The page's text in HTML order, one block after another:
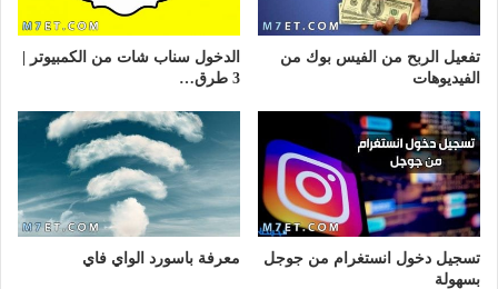
تفعيل الربح من الفيس بوك من
الفيديوهات
الدخول سناب شات من الكمبيوتر |
3 طرق…
تسجيل دخول انستغرام من جوجل
بسهولة
معرفة باسورد الواي فاي